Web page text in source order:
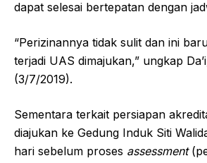
dapat selesai bertepatan dengan
“Perizinannya tidak sulit dan ini
terjadi UAS dimajukan,” ungkap
(3/7/2019).
Sementara terkait persiapan
diajukan ke Gedung Induk Siti
hari sebelum proses assessment